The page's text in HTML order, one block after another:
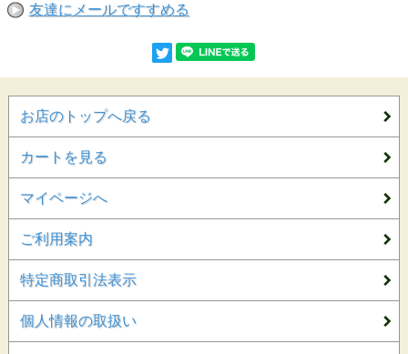
友達にメールですすめる
お店のトップへ戻る
カートを見る
マイページへ
ご利用案内
特定商取引法表示
個人情報の取扱い